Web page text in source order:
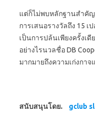
แต่ก็ไม่พบหลักฐานสำคัญ
การเสนอรางวัลถึง 15
เป็นการปล้นเพียงครั้งเ
อย่างไรนวลชื่อ DB
มากมายถึงความเก่งกา
สนับสนุนโดย. gclub